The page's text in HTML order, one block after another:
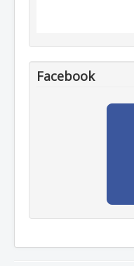
Facebook